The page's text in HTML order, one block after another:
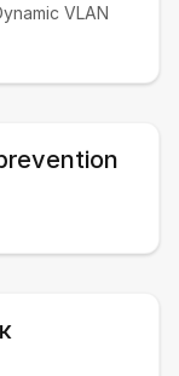
VLAN